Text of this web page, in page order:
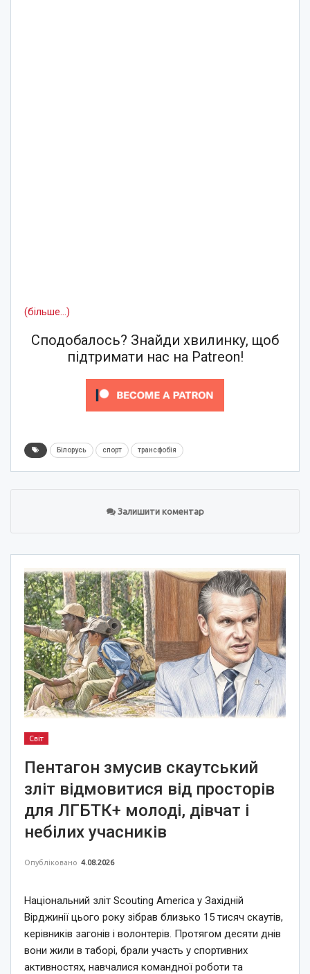
(більше…)
Сподобалось? Знайди хвилинку, щоб
підтримати нас на Patreon!
Білорусь спорт трансфобія
Залишити коментар
Світ
Пентагон змусив скаутський
зліт відмовитися від просторів
для ЛГБТК+ молоді, дівчат і
небілих учасників
Опубліковано 4.08.2026
Національний зліт Scouting America у Західній
Вірджинії цього року зібрав близько 15 тисяч скаутів,
керівників загонів і волонтерів. Протягом десяти днів
вони жили в таборі, брали участь у спортивних
активностях, навчалися командної роботи та